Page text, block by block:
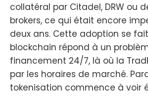
collatéral par Citadel, DRW ou
brokers, ce qui était encore
deux ans. Cette adoption se
blockchain répond à un
financement 24/7, là où la
par les horaires de marché.
tokenisation commence à voir